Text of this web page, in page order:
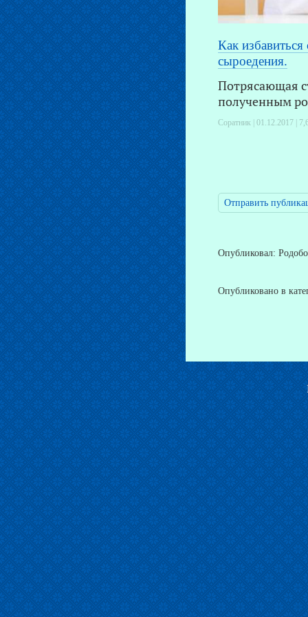
Как
сыроедения.
Потрясающая
полученным
Соратник | 01.12.2017 |
Отправить
Опубликовал:
Опубликовано в